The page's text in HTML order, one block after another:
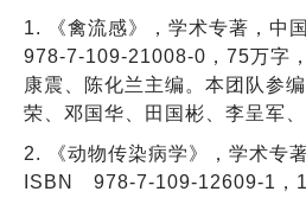
1. 《禽流感》，学术专著，中
978-7-109-21008-0，75万字
康震、陈化兰主编。本团队参
荣、邓国华、田国彬、李呈军
2. 《动物传染病学》，学术专
ISBN 978-7-109-12609-1，